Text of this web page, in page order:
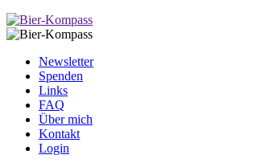
Newsletter
Spenden
Links
FAQ
Über mich
Kontakt
Login